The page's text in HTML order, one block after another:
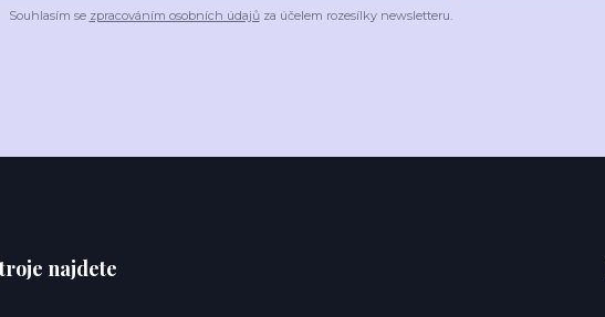
Souhlasím se zpracováním osobních údajůza účelem rozesílky newsletteru.
najdete